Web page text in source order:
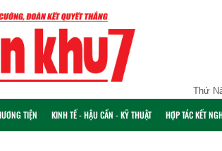
Thứ
TIỆN KINH TẾ - HẬU CẦN - KỸ THUẬT HỢP TÁC KẾT